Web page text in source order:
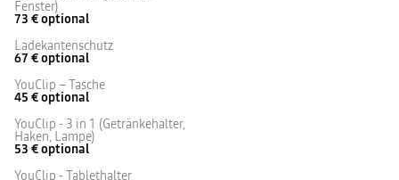
Fenster)
73 €optional
Ladekantenschutz
67 €optional
YouClip – Tasche
45 €optional
YouClip - 3 in 1 (Getränkehalter,
Haken, Lampe)
53 €optional
YouClip - Tablethalter